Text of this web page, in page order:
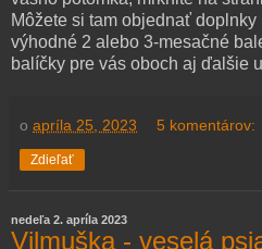
Môžete si tam objednať doplnky
výhodné 2 alebo 3-mesačné
balíčky pre vás oboch aj ďalšie
o apríla 25, 2023 5 komentárov:
Zdieľať
nedeľa 2. apríla 2023
Vilmuška - veselá